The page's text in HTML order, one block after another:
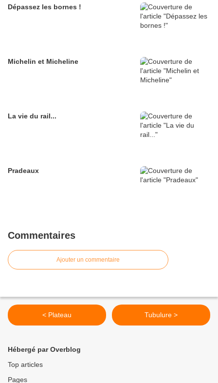
Dépassez les bornes !
Michelin et Micheline
La vie du rail...
Pradeaux
Commentaires
Ajouter un commentaire
< Plateau Tubulure >
Hébergé par Overblog
Top articles
Pages